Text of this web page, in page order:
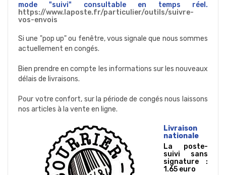
mode "suivi" consultable en temps réel.
https://www.laposte.fr/particulier/outils/suivre-
vos-envois
Si une "pop up" ou fenêtre, vous signale que nous sommes
actuellement en congés.
Bien prendre en compte les informations sur les nouveaux
délais de livraisons.
Pour votre confort, sur la période de congés nous laissons
nos articles à la vente en ligne.
Livraison
nationale
La poste-
suivi sans
signature :
1.65 euro